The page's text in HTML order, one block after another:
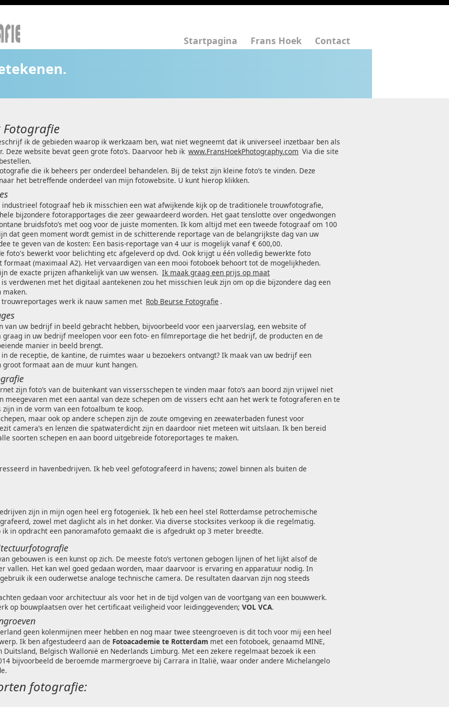
Startpagina Frans Hoek Contact
Fotografie
ik de gebieden waarop ik werkzaam ben, wat niet wegneemt dat ik universeel inzetbaar ben als
Deze website bevat geen grote foto’s. Daarvoor heb ik www.FransHoekPhotography.com Via die site
die ik beheers per onderdeel behandelen. Bij de tekst zijn kleine foto’s te vinden. Deze
het betreffende onderdeel van mijn fotowebsite. U kunt hierop klikken.
industrieel fotograaf heb ik misschien een wat afwijkende kijk op de traditionele trouwfotografie,
bijzondere fotorapportages die zeer gewaardeerd worden. Het gaat tenslotte over ongedwongen
bruidsfoto’s met oog voor de juiste momenten. Ik kom altijd met een tweede fotograaf om 100
dat geen moment wordt gemist in de schitterende reportage van de belangrijkste dag van uw
te geven van de kosten: Een basis-reportage van 4 uur is mogelijk vanaf € 600,00.
foto's bewerkt voor belichting etc afgeleverd op dvd. Ook krijgt u één volledig bewerkte foto
formaat (maximaal A2). Het vervaardigen van een mooi fotoboek behoort tot de mogelijkheden.
de exacte prijzen afhankelijk van uw wensen. Ik maak graag een prijs op maat
verdwenen met het digitaal aantekenen zou het misschien leuk zijn om op die bijzondere dag een
maken.
werk ik nauw samen met Rob Beurse Fotografie .
van uw bedrijf in beeld gebracht hebben, bijvoorbeeld voor een jaarverslag, een website of
graag in uw bedrijf meelopen voor een foto- en filmreportage die het bedrijf, de producten en de
manier in beeld brengt.
de receptie, de kantine, de ruimtes waar u bezoekers ontvangt? Ik maak van uw bedrijf een
groot formaat aan de muur kunt hangen.
zijn foto’s van de buitenkant van vissersschepen te vinden maar foto’s aan boord zijn vrijwel niet
meegevaren met een aantal van deze schepen om de vissers echt aan het werk te fotograferen en te
zijn in de vorm van een fotoalbum te koop.
maar ook op andere schepen zijn de zoute omgeving en zeewaterbaden funest voor
camera’s en lenzen die spatwaterdicht zijn en daardoor niet meteen wit uitslaan. Ik ben bereid
soorten schepen en aan boord uitgebreide fotoreportages te maken.
in havenbedrijven. Ik heb veel gefotografeerd in havens; zowel binnen als buiten de
zijn in mijn ogen heel erg fotogeniek. Ik heb een heel stel Rotterdamse petrochemische
zowel met daglicht als in het donker. Via diverse stocksites verkoop ik die regelmatig.
ik in opdracht een panoramafoto gemaakt die is afgedrukt op 3 meter breedte.
gebouwen is een kunst op zich. De meeste foto’s vertonen gebogen lijnen of het lijkt alsof de
vallen. Het kan wel goed gedaan worden, maar daarvoor is ervaring en apparatuur nodig. In
ik een ouderwetse analoge technische camera. De resultaten daarvan zijn nog steeds
gedaan voor architectuur als voor het in de tijd volgen van de voortgang van een bouwwerk.
op bouwplaatsen over het certificaat veiligheid voor leidinggevenden; VOL VCA.
geen kolenmijnen meer hebben en nog maar twee steengroeven is dit toch voor mij een heel
Ik ben afgestudeerd aan de Fotoacademie te Rotterdam met een fotoboek, genaamd MINE,
Duitsland, Belgisch Wallonië en Nederlands Limburg. Met een zekere regelmaat bezoek ik een
bijvoorbeeld de beroemde marmergroeve bij Carrara in Italië, waar onder andere Michelangelo
fotografie: